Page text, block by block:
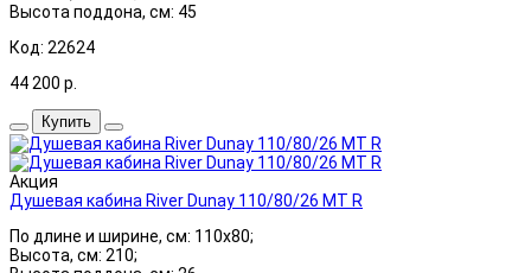
Высота поддона, см: 45
Код: 22624
44 200 р.
Купить
Акция
Душевая кабина River Dunay 110/80/26 MT R
По длине и ширине, см: 110x80;
Высота, см: 210;